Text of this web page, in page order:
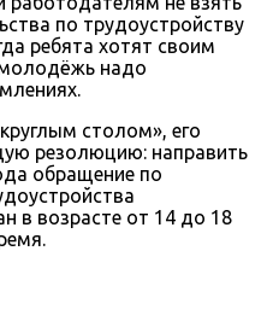
по трудоустройству
ребята хотят своим
надо
столом», его
резолюцию: направить
обращение по
в возрасте от 14 до 18